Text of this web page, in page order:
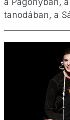
tanodában, a
vasútmodell
ingyenes
Kakaóval,
bábelőadás